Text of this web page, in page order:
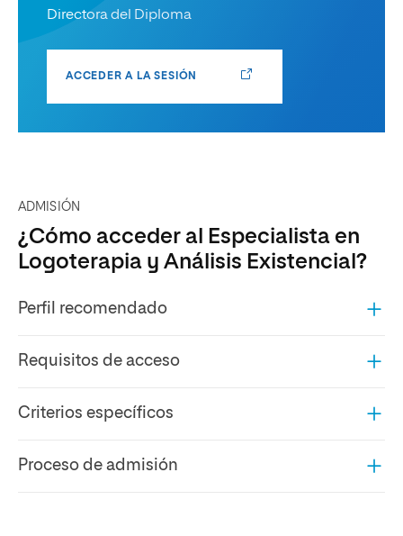
Directora del Diploma
ACCEDER A LA SESIÓN
ADMISIÓN
¿Cómo acceder al Especialista en
Logoterapia y Análisis Existencial?
Perfil recomendado
Requisitos de acceso
Criterios específicos
Proceso de admisión